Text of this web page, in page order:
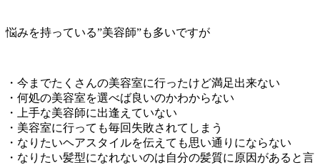
悩みを持っている”美容師”も多いですが
・今までたくさんの美容室に行ったけど満足出来ない
・何処の美容室を選べば良いのかわからない
・上手な美容師に出逢えていない
・美容室に行っても毎回失敗されてしまう
・なりたいヘアスタイルを伝えても思い通りにならない
・なりたい髪型になれないのは自分の髪質に原因があると言